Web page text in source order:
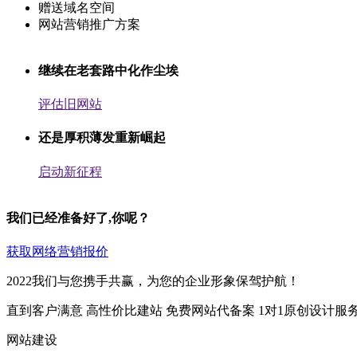
赠送域名空间
网站营销推广方案
继续在老套路中化作尘埃
评估旧网站
还是厚积薄发重新崛起
启动新征程
我们已经准备好了,你呢？
获取网络营销报价
2022我们与您携手共赢，为您的企业形象保驾护航！
直到客户满意 高性价比建站 免费网站代备案 1对1原创设计服
网站建设